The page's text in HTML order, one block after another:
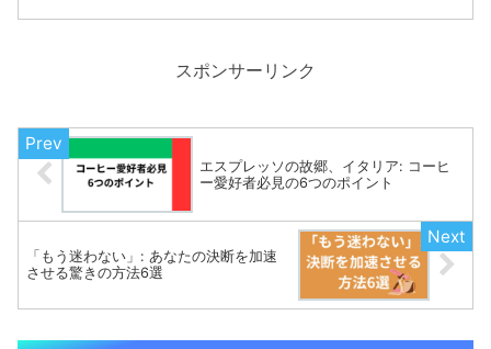
スポンサーリンク
エスプレッソの故郷、イタリア: コーヒ
ー愛好者必見の6つのポイント
「もう迷わない」: あなたの決断を加速
させる驚きの方法6選